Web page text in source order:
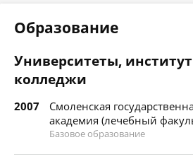
Образование
Университеты,
колледжи
2007
Смоленская
академия (лечебный
Базовое образование